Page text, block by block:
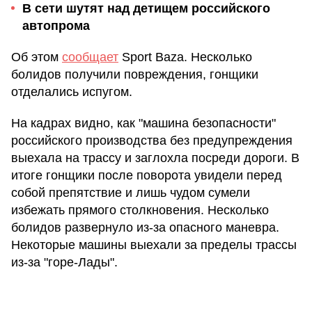
В сети шутят над детищем российского
автопрома
Об этом сообщает Sport Baza. Несколько
болидов получили повреждения, гонщики
отделались испугом.
На кадрах видно, как "машина безопасности"
российского производства без предупреждения
выехала на трассу и заглохла посреди дороги. В
итоге гонщики после поворота увидели перед
собой препятствие и лишь чудом сумели
избежать прямого столкновения. Несколько
болидов развернуло из-за опасного маневра.
Некоторые машины выехали за пределы трассы
из-за "горе-Лады".